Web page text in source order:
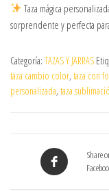
Taza mágica
sorprendente y perfecta
Categoría: TAZAS Y JARRAS
taza cambio color, taza con
personalizada, taza
Share